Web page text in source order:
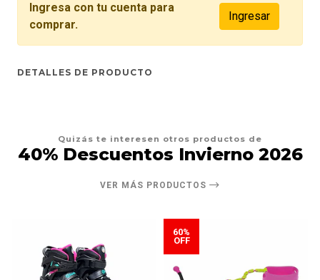
Ingresa con tu cuenta para
comprar.
Ingresar
DETALLES DE PRODUCTO
Quizás te interesen otros productos de
40% Descuentos Invierno 2026
VER MÁS PRODUCTOS
60%
OFF